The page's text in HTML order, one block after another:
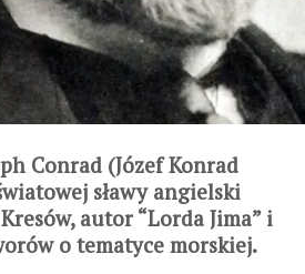
Conrad (Józef Konrad
sławy angielski
autor “Lorda Jima” i
o tematyce morskiej.